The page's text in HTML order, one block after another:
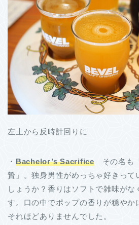
左上から反時計回りに
・ Bachelor’s Sacrificeその名も
贄」。独身男性がめっちゃ好きって
しょうか？香りはソフトで雑味がな
す。口の中でポップの香りが穏やか
それほどありませんでした。